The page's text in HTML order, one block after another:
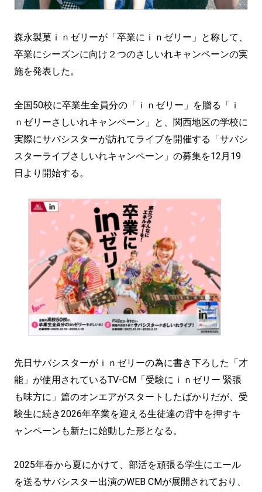
森永製菓ｉｎゼリーが「卒業にｉｎゼリー」と称して、
卒業にシーズンに向け２つのさしいれキャンペーンの実
施を発表した。
全国50校に卒業生全員分の「ｉｎゼリー」を贈る「ｉ
ｎゼリーさしいれキャンペーン」と、関西地区の学校に
実際にサバシスターが訪れてライブを開催する「サバシ
スターライブさしいれキャンペーン」の募集を12月19
日より開始する。
先日サバシスターがｉｎゼリーの為に書き下ろした「才
能」が使用されているTV-CM「受験にｉｎゼリー 緊張
も味方に」篇のオンエアがスタートしたばかりだが、受
験生に続き2026年卒業を迎える生徒達の背中を押すキ
ャンペーンも新たに始動した形となる。
2025年春から夏にかけて、部活を頑張る学生にエール
を送るサバシスター出演のWEB CMが展開されており、